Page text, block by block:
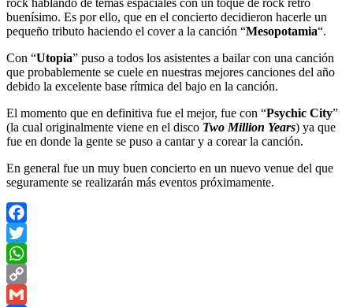
rock hablando de temas espaciales con un toque de rock retro
buenísimo. Es por ello, que en el concierto decidieron hacerle un
pequeño tributo haciendo el cover a la canción “Mesopotamia“.
Con “Utopia” puso a todos los asistentes a bailar con una canción
que probablemente se cuele en nuestras mejores canciones del año
debido la excelente base rítmica del bajo en la canción.
El momento que en definitiva fue el mejor, fue con “Psychic City”
(la cual originalmente viene en el disco Two Million Years) ya que
fue en donde la gente se puso a cantar y a corear la canción.
En general fue un muy buen concierto en un nuevo venue del que
seguramente se realizarán más eventos próximamente.
Facebook
Twitter
WhatsApp
Copy